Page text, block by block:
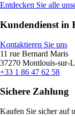
Entdecken Sie alle
Kundendienst in
Kontaktieren Sie uns
11 rue Bernard Maris
37270 Montlouis-sur-
+33 1 86 47 62 58
Sichere Zahlung
Kaufen Sie sicher auf